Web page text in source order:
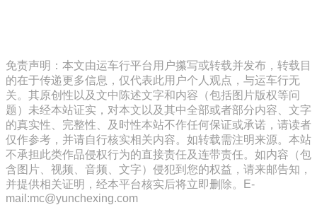
免责声明：本文由运车行平台用户攥写或转载并发布，转载目
的在于传递更多信息，仅代表此用户个人观点，与运车行无
关。其原创性以及文中陈述文字和内容（包括图片版权等问
题）未经本站证实，对本文以及其中全部或者部分内容、文字
的真实性、完整性、及时性本站不作任何保证或承诺，请读者
仅作参考，并请自行核实相关内容。如转载需注明来源。本站
不承担此类作品侵权行为的直接责任及连带责任。如内容（包
含图片、视频、音频、文字）侵犯到您的权益，请来邮告知，
并提供相关证明，经本平台核实后将立即删除。E-
mail:mc@yunchexing.com